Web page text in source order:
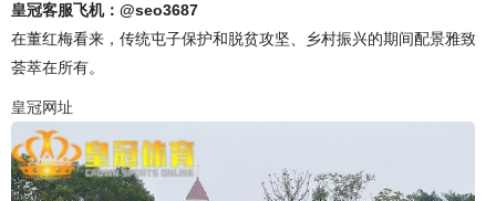
皇冠客服飞机：@seo3687
在董红梅看来，传统屯子保护和脱贫攻坚、乡村振兴的期间配景雅致
荟萃在所有。
皇冠网址